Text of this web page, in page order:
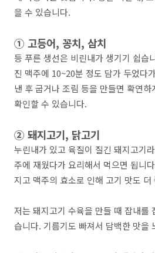
을 수 있습니다.
① 고등어, 꽁치, 삼치
등 푸른 생선은 비린내가 생기기 쉽습
진 맥주에 10~20분 정도 담가 두었다
낸 후 굽거나 조림 등을 만들면 확연
확인할 수 있습니다.
② 돼지고기, 닭고기
누린내가 있고 육질이 질긴 돼지고기
주에 재웠다가 요리해서 먹으면 됩니
지고 맥주의 효소로 인해 고기 맛도 더
저는 돼지고기 수육을 만들 때 잡내를
습니다. 기름기도 빠져서 담백한 맛을